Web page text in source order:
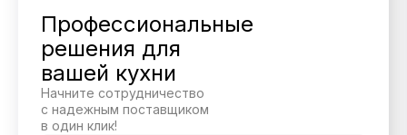
Профессиональные
решения для
вашей кухни
Начните сотрудничество
с надежным поставщиком
в один клик!